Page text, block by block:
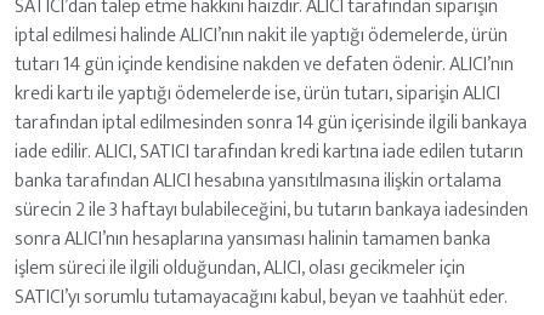
SATICI’dan talep etme hakkını haizdir. ALICI tarafından siparişin
iptal edilmesi halinde ALICI’nın nakit ile yaptığı ödemelerde, ürün
tutarı 14 gün içinde kendisine nakden ve defaten ödenir. ALICI’nın
kredi kartı ile yaptığı ödemelerde ise, ürün tutarı, siparişin ALICI
tarafından iptal edilmesinden sonra 14 gün içerisinde ilgili bankaya
iade edilir. ALICI, SATICI tarafından kredi kartına iade edilen tutarın
banka tarafından ALICI hesabına yansıtılmasına ilişkin ortalama
sürecin 2 ile 3 haftayı bulabileceğini, bu tutarın bankaya iadesinden
sonra ALICI’nın hesaplarına yansıması halinin tamamen banka
işlem süreci ile ilgili olduğundan, ALICI, olası gecikmeler için
SATICI’yı sorumlu tutamayacağını kabul, beyan ve taahhüt eder.